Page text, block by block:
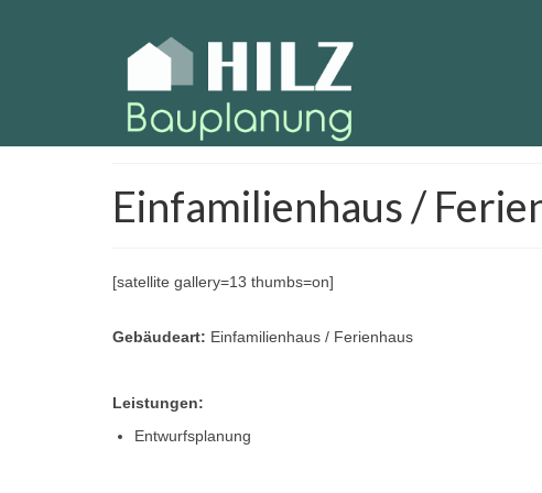
Einfamilienhaus /
[satellite gallery=13 thumbs=on]
Gebäudeart: Einfamilienhaus / Ferienhaus
Leistungen:
Entwurfsplanung